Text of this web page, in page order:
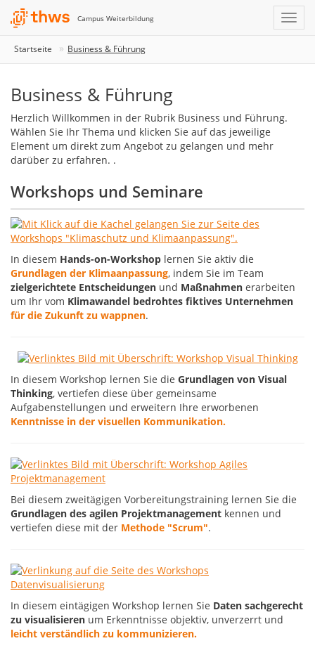
Campus Weiterbildung
Startseite Business & Führung
Business & Führung
Herzlich Willkommen in der Rubrik Business und Führung.
Wählen Sie Ihr Thema und klicken Sie auf das jeweilige
Element um direkt zum Angebot zu gelangen und mehr
darüber zu erfahren. .
Workshops und Seminare
In diesem Hands-on-Workshop lernen Sie aktiv die
Grundlagen der Klimaanpassung, indem Sie im Team
zielgerichtete Entscheidungen und Maßnahmen erarbeiten
um Ihr vom Klimawandel bedrohtes fiktives Unternehmen
für die Zukunft zu wappnen.
In diesem Workshop lernen Sie die Grundlagen von Visual
Thinking, vertiefen diese über gemeinsame
Aufgabenstellungen und erweitern Ihre erworbenen
Kenntnisse in der visuellen Kommunikation.
Bei diesem zweitägigen Vorbereitungstraining lernen Sie die
Grundlagen des agilen Projektmanagement kennen und
vertiefen diese mit der Methode "Scrum".
In diesem eintägigen Workshop lernen Sie Daten sachgerecht
zu visualisieren um Erkenntnisse objektiv, unverzerrt und
leicht verständlich zu kommunizieren.